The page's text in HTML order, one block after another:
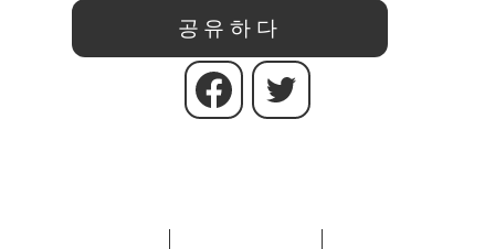
공유하다